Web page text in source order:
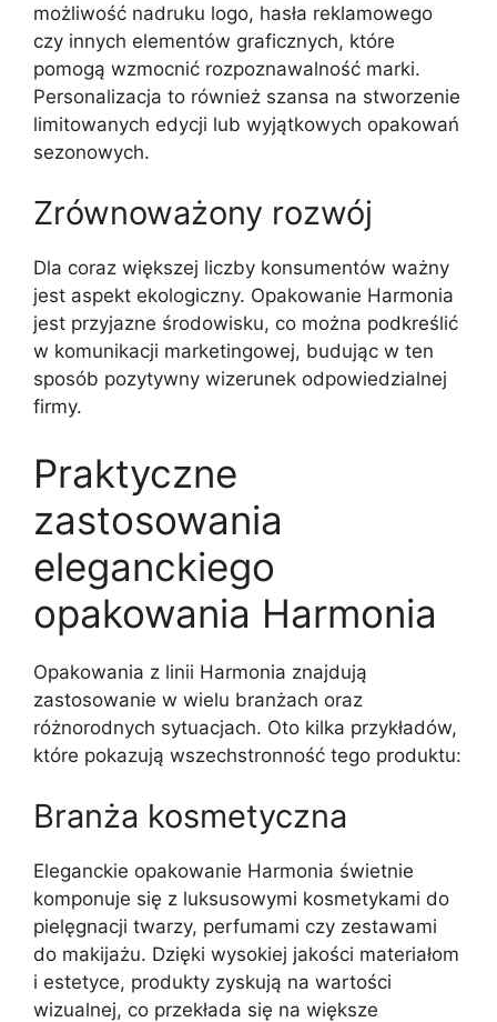
możliwość nadruku logo, hasła reklamowego
czy innych elementów graficznych, które
pomogą wzmocnić rozpoznawalność marki.
Personalizacja to również szansa na stworzenie
limitowanych edycji lub wyjątkowych opakowań
sezonowych.
Zrównoważony rozwój
Dla coraz większej liczby konsumentów ważny
jest aspekt ekologiczny. Opakowanie Harmonia
jest przyjazne środowisku, co można podkreślić
w komunikacji marketingowej, budując w ten
sposób pozytywny wizerunek odpowiedzialnej
firmy.
Praktyczne
zastosowania
eleganckiego
opakowania Harmonia
Opakowania z linii Harmonia znajdują
zastosowanie w wielu branżach oraz
różnorodnych sytuacjach. Oto kilka przykładów,
które pokazują wszechstronność tego produktu:
Branża kosmetyczna
Eleganckie opakowanie Harmonia świetnie
komponuje się z luksusowymi kosmetykami do
pielęgnacji twarzy, perfumami czy zestawami
do makijażu. Dzięki wysokiej jakości materiałom
i estetyce, produkty zyskują na wartości
wizualnej, co przekłada się na większe